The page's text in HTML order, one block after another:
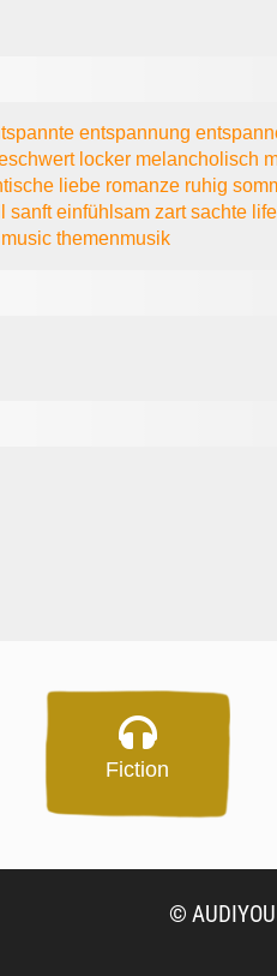
entspannung
locker melancholisch
liebe romanze ruhig
sanfteinfühlsamzartsachte
musicthemenmusik
Fiction
©